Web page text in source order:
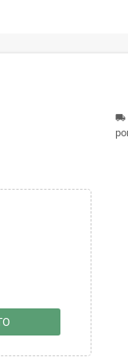
local_shipping